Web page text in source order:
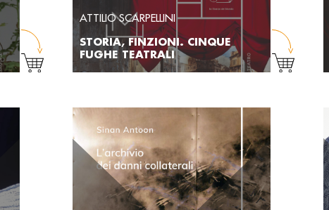
ATTILIO SCARPELLINI
STORIA, FINZIONI. CINQUE
FUGHE TEATRALI